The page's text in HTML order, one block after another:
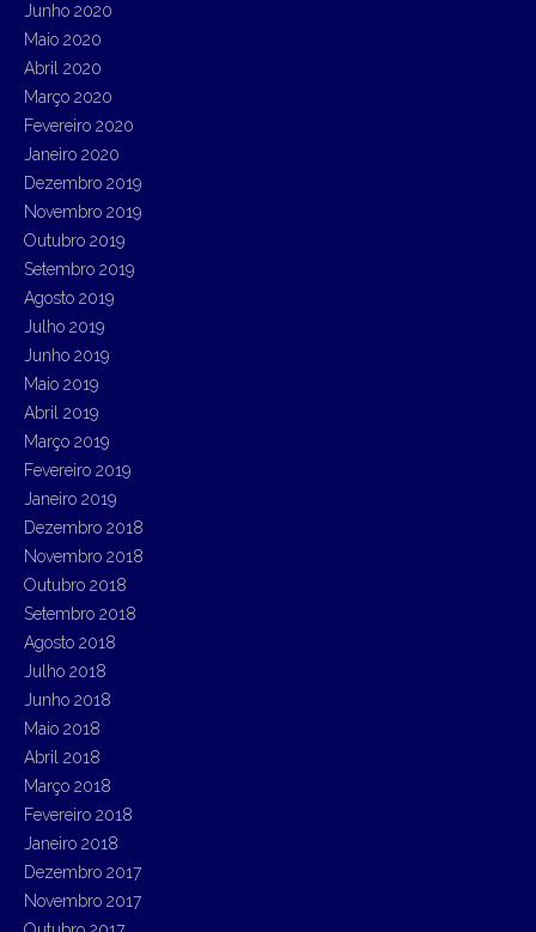
Junho 2020
Maio 2020
Abril 2020
Março 2020
Fevereiro 2020
Janeiro 2020
Dezembro 2019
Novembro 2019
Outubro 2019
Setembro 2019
Agosto 2019
Julho 2019
Junho 2019
Maio 2019
Abril 2019
Março 2019
Fevereiro 2019
Janeiro 2019
Dezembro 2018
Novembro 2018
Outubro 2018
Setembro 2018
Agosto 2018
Julho 2018
Junho 2018
Maio 2018
Abril 2018
Março 2018
Fevereiro 2018
Janeiro 2018
Dezembro 2017
Novembro 2017